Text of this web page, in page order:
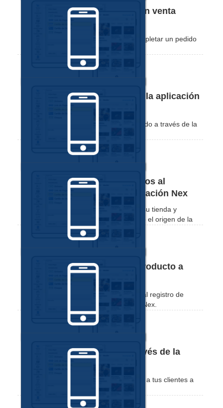
Cómo completar un pedido en venta
Compruebe lo práctico que resulta completar un pedido
Cómo registrar un pedido en la aplicación
Vea lo práctico que es registrar un pedido a través de la
Cómo consultar y aplicar filtros al
historial de ventas en la aplicación Nex
Vea el historial de ventas recientes de su tienda y
aplique filtros según la forma de pago o el origen de la
Cómo añadir una foto a un producto a
Vea lo práctico que es añadir una foto al registro de
productos a través de la aplicación de Nex.
Cómo registrar clientes a través de la
Comprueba lo práctico que es registrar a tus clientes a